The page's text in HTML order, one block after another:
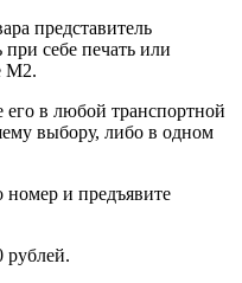
представитель
себе печать или
М2.
его в любой транспортной
выбору, либо в одном
номер и предъявите
рублей.